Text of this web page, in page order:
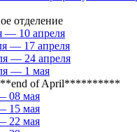
отделение
— 10 апреля
— 17 апреля
— 24 апреля
— 1 мая
of April**********
08 мая
15 мая
22 мая